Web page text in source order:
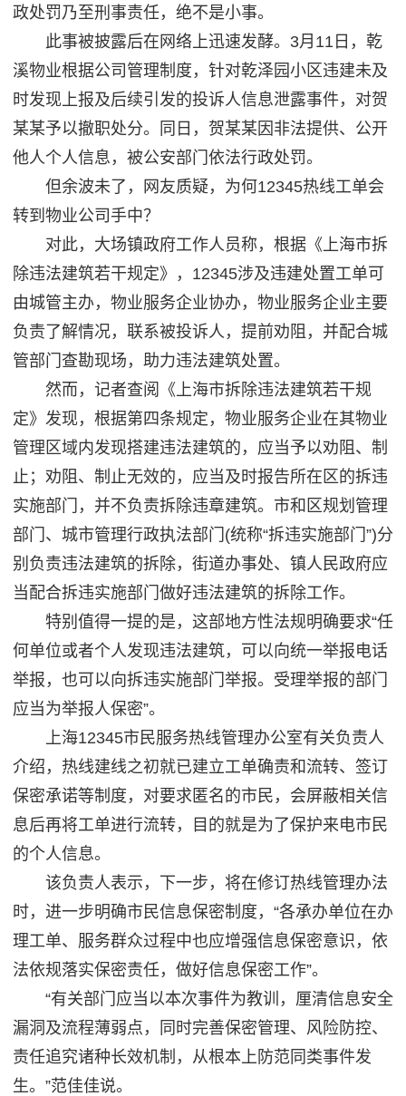
政处罚乃至刑事责任，绝不是小事。
此事被披露后在网络上迅速发酵。3月11日，乾
溪物业根据公司管理制度，针对乾泽园小区违建未及
时发现上报及后续引发的投诉人信息泄露事件，对贺
某某予以撤职处分。同日，贺某某因非法提供、公开
他人个人信息，被公安部门依法行政处罚。
但余波未了，网友质疑，为何12345热线工单会
转到物业公司手中？
对此，大场镇政府工作人员称，根据《上海市拆
除违法建筑若干规定》，12345涉及违建处置工单可
由城管主办，物业服务企业协办，物业服务企业主要
负责了解情况，联系被投诉人，提前劝阻，并配合城
管部门查勘现场，助力违法建筑处置。
然而，记者查阅《上海市拆除违法建筑若干规
定》发现，根据第四条规定，物业服务企业在其物业
管理区域内发现搭建违法建筑的，应当予以劝阻、制
止；劝阻、制止无效的，应当及时报告所在区的拆违
实施部门，并不负责拆除违章建筑。市和区规划管理
部门、城市管理行政执法部门(统称“拆违实施部门”)分
别负责违法建筑的拆除，街道办事处、镇人民政府应
当配合拆违实施部门做好违法建筑的拆除工作。
特别值得一提的是，这部地方性法规明确要求“任
何单位或者个人发现违法建筑，可以向统一举报电话
举报，也可以向拆违实施部门举报。受理举报的部门
应当为举报人保密”。
上海12345市民服务热线管理办公室有关负责人
介绍，热线建线之初就已建立工单确责和流转、签订
保密承诺等制度，对要求匿名的市民，会屏蔽相关信
息后再将工单进行流转，目的就是为了保护来电市民
的个人信息。
该负责人表示，下一步，将在修订热线管理办法
时，进一步明确市民信息保密制度，“各承办单位在办
理工单、服务群众过程中也应增强信息保密意识，依
法依规落实保密责任，做好信息保密工作”。
“有关部门应当以本次事件为教训，厘清信息安全
漏洞及流程薄弱点，同时完善保密管理、风险防控、
责任追究诸种长效机制，从根本上防范同类事件发
生。”范佳佳说。